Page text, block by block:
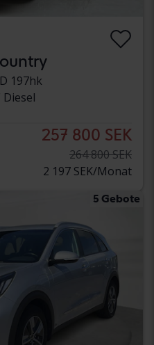
197hk
Diesel
257 800 SEK
264 800 SEK
2 197 SEK/Monat
5 Gebote